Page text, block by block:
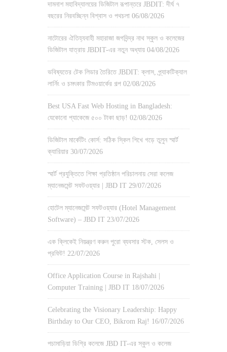
দামনাশ মহাবিদ্যালয়ের ডিজিটাল রূপান্তরে JBDIT: দীর্ঘ ৭
বছরের নিরবচ্ছিন্ন বিশ্বাস ও পথচলা 06/08/2026
নাটোরের ঐতিহ্যবাহী মহারাজা জগদিন্দ্র নাথ স্কুল ও কলেজের
ডিজিটাল যাত্রায় JBDIT-এর নতুন অধ্যায় 04/08/2026
ভবিষ্যতের টেক লিডার তৈরিতে JBDIT: ক্লাস, প্র্যাকটিক্যাল
লার্নিং ও চমৎকার টিমওয়ার্কের গল্প 02/08/2026
Best USA Fast Web Hosting in Bangladesh:
যেকোনো প্যাকেজে ৫০০ টাকা ছাড়! 02/08/2026
ডিজিটাল মার্কেটিং কোর্স: সঠিক স্কিল শিখে গড়ে তুলুন স্মার্ট
ক্যারিয়ার 30/07/2026
স্মার্ট প্রযুক্তিতে শিক্ষা প্রতিষ্ঠান পরিচালনায় সেরা কলেজ
ম্যানেজমেন্ট সফটওয়্যার | JBD IT 29/07/2026
হোটেল ম্যানেজমেন্ট সফটওয়্যার (Hotel Management
Software) – JBD IT 23/07/2026
এক ক্লিকেই নিয়ন্ত্রণ করুন পুরো ব্যবসার স্টক, সেলস ও
প্রফিট! 22/07/2026
Office Application Course in Rajshahi |
Computer Training | JBD IT 18/07/2026
Celebrating the Visionary Leadership: Happy
Birthday to Our CEO, Bikrom Raj! 16/07/2026
পচামাড়িয়া ডিগ্রি কলেজে JBD IT-এর স্কুল ও কলেজ